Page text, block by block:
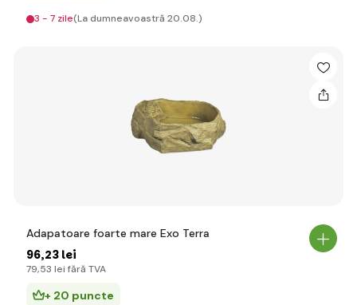
3 - 7 zile(La dumneavoastră 20.08.)
Adapatoare foarte mare Exo Terra
96,23 lei
79,53 lei fără TVA
+ 20 puncte